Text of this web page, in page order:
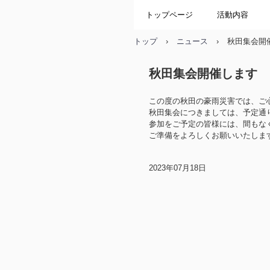
トップページ 活動内容
トップ › ニュース › 秋田集会開
秋田集会開催します
この度の秋田の豪雨災害では、
秋田集会につきましては、予定通
参加をご予定の皆様には、間も
ご準備をよろしくお願いいたしま
2023年07月18日